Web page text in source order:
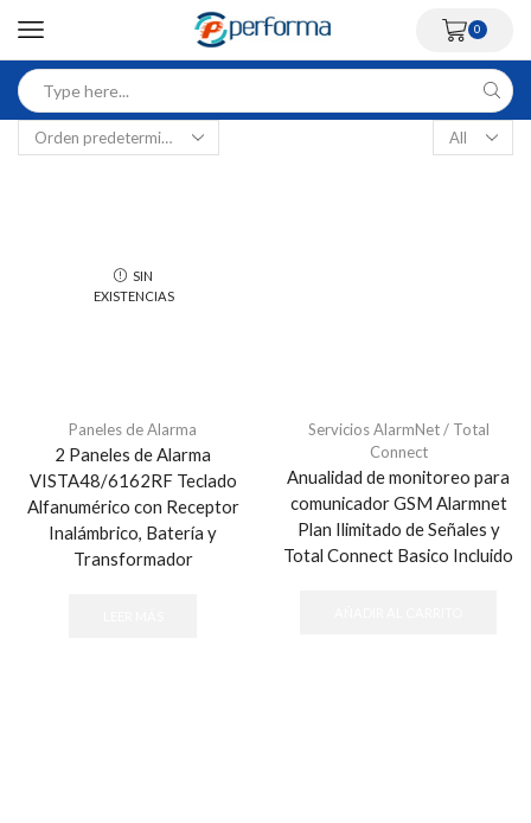
0
SIN
EXISTENCIAS
Paneles de Alarma
2 Paneles de Alarma
VISTA48/6162RF Teclado
Alfanumérico con Receptor
Inalámbrico, Batería y
Transformador
Servicios AlarmNet / Total
Connect
Anualidad de monitoreo para
comunicador GSM Alarmnet
Plan Ilimitado de Señales y
Total Connect Basico Incluido